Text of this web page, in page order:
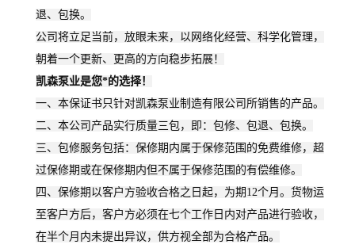
退、包换。
公司将立足当前，放眼未来，以网络化经营、科学化管理，
朝着一个更新、更高的方向稳步拓展！
凯森泵业是您*的选择！
一、本保证书只针对凯森泵业制造有限公司所销售的产品。
二、本公司产品实行质量三包，即：包修、包退、包换。
三、包修服务包括：保修期内属于保修范围的免费维修，超
过保修期或在保修期内但不属于保修范围的有偿维修。
四、保修期以客户方验收合格之日起，为期12个月。货物运
至客户方后，客户方必须在七个工作日内对产品进行验收，
在半个月内未提出异议，供方视全部为合格产品。